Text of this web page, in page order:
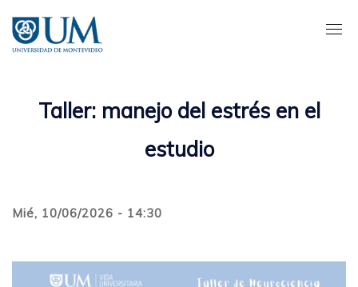
contenido
principal
Taller: manejo del estrés en el
estudio
Mié, 10/06/2026 - 14:30